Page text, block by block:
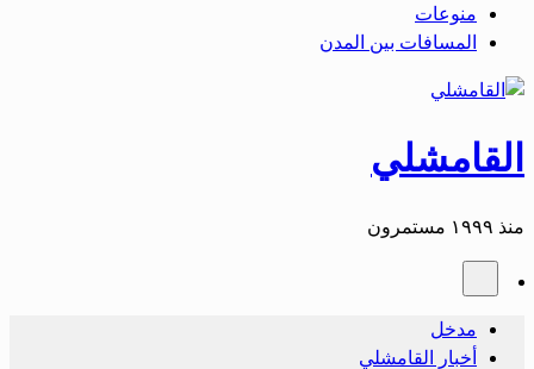
منوعات
المسافات بين المدن
القامشلي
منذ ١٩٩٩ مستمرون
مدخل
أخبار القامشلي